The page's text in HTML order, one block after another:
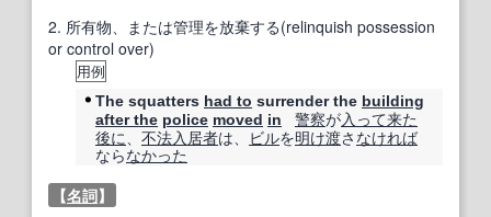
2. 所有物、または管理を放棄する(relinquish possession
or control over)
用例
The squatters had to surrender the building
after the police moved in 警察が入って来た
後に、 不法入居者は、 ビルを明け渡さ なければ
ならなかった
【名詞】